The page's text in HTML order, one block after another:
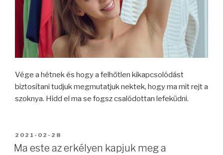
Vége a hétnek és hogy a felhőtlen kikapcsolódást
biztosítani tudjuk megmutatjuk nektek, hogy ma mit rejt a
szoknya. Hidd el ma se fogsz csalódottan lefeküdni.
BEKÜLDVE:
2021-02-28
Ma este az erkélyen kapjuk meg a